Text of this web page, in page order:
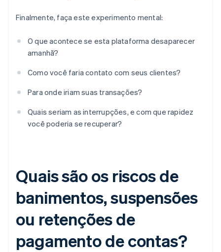
Finalmente, faça este experimento mental:
O que acontece se esta plataforma desaparecer
amanhã?
Como você faria contato com seus clientes?
Para onde iriam suas transações?
Quais seriam as interrupções, e com que rapidez
você poderia se recuperar?
Quais são os riscos de
banimentos, suspensões
ou retenções de
pagamento de contas?